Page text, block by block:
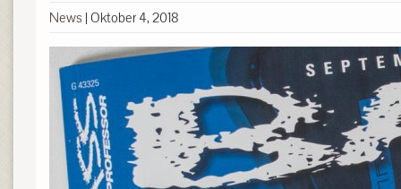
News | Oktober 4, 2018